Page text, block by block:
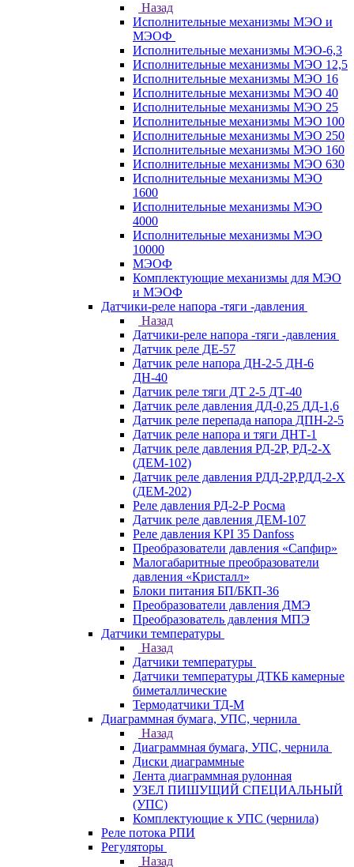
Назад
Исполнительные механизмы МЭО и
МЭОФ
Исполнительные механизмы МЭО-6,3
Исполнительные механизмы МЭО 12,5
Исполнительные механизмы МЭО 16
Исполнительные механизмы МЭО 40
Исполнительные механизмы МЭО 25
Исполнительные механизмы МЭО 100
Исполнительные механизмы МЭО 250
Исполнительные механизмы МЭО 160
Исполнительные механизмы МЭО 630
Исполнительные механизмы МЭО
1600
Исполнительные механизмы МЭО
4000
Исполнительные механизмы МЭО
10000
МЭОФ
Комплектующие механизмы для МЭО
и МЭОФ
Датчики-реле напора -тяги -давления
Назад
Датчики-реле напора -тяги -давления
Датчик реле ДЕ-57
Датчик реле напора ДН-2-5 ДН-6
ДН-40
Датчик реле тяги ДТ 2-5 ДТ-40
Датчик реле давления ДД-0,25 ДД-1,6
Датчик реле перепада напора ДПН-2-5
Датчик реле напора и тяги ДНТ-1
Датчик реле давления РД-2Р, РД-2-Х
(ДЕМ-102)
Датчик реле давления РДД-2Р,РДД-2-Х
(ДЕМ-202)
Реле давления РД-2-Р Росма
Датчик реле давления ДЕМ-107
Реле давления KPI 35 Danfoss
Преобразователи давления «Сапфир»
Малогабаритные преобразователи
давления «Кристалл»
Блоки питания БП/БКП-36
Преобразователи давления ДМЭ
Преобразователь давления МПЭ
Датчики температуры
Назад
Датчики температуры
Датчики температуры ДТКБ камерные
биметаллические
Термодатчики ТД-М
Диаграммная бумага, УПС, чернила
Назад
Диаграммная бумага, УПС, чернила
Диски диаграммные
Лента диаграммная рулонная
УЗЕЛ ПИШУЩИЙ СПЕЦИАЛЬНЫЙ
(УПС)
Комплектующие к УПС (чернила)
Реле потока РПИ
Регуляторы
Назад